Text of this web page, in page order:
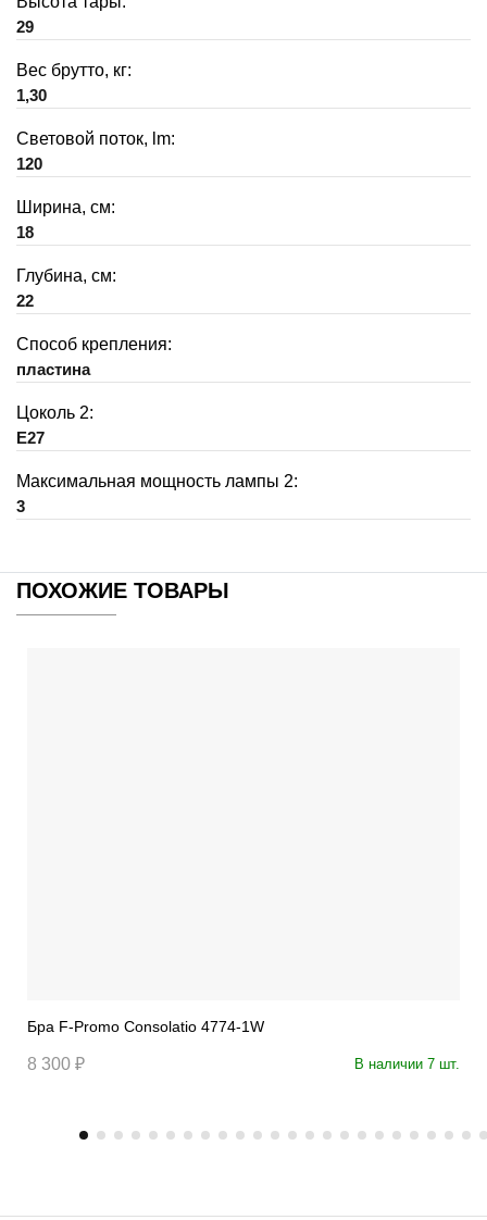
29
Вес брутто, кг:
1,30
Световой поток, lm:
120
Ширина, см:
18
Глубина, см:
22
Способ крепления:
пластина
Цоколь 2:
E27
Максимальная мощность лампы 2:
3
ПОХОЖИЕ ТОВАРЫ
Бра F-Promo Consolatio 4774-1W
8 300 ₽ В наличии 7 шт.